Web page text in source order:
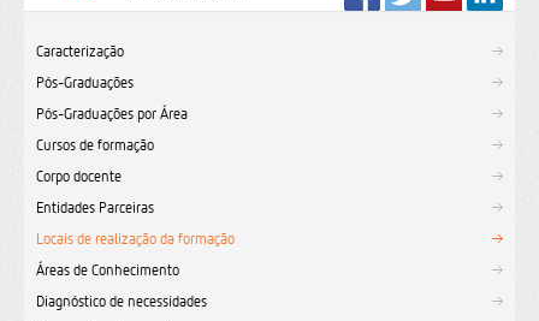
PT
Formação
Serviços de Saúde
CESPU
Sites do grupo
Utilizador
Contactos
Caracterização
Pós-Graduações
Pós-Graduações por Área
Cursos de formação
Corpo docente
Entidades Parceiras
Locais de realização da formação
Áreas de Conhecimento
Diagnóstico de necessidades